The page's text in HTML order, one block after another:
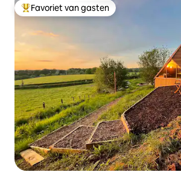
Topfavoriet van gasten
Favoriet van gasten